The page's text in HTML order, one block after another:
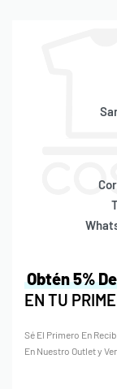
Obtén 5%
EN TU
Sé El Primero En
En Nuestro Outlet y